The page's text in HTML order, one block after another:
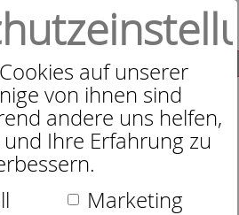
auf unserer
von ihnen sind
andere uns helfen,
Ihre Erfahrung zu
Marketing
SUCHE
Frankfurt am